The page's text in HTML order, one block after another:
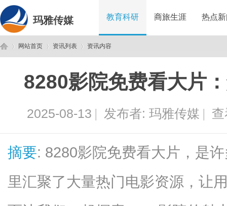
玛雅传媒 教育科研 商旅生涯 热点
网站首页
›
资讯列表
›
资讯内容
8280影院免费看大片
2025-08-13 | 发布者: 玛雅传媒 |
摘要: 8280影院免费看大片，是
里汇聚了大量热门电影资源，让